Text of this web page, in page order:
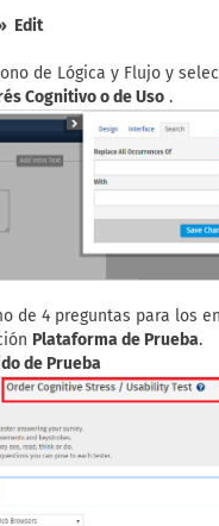
Edit
de Lógica y Flujo y
Cognitivo o de Uso .
de 4 preguntas para los
Plataforma de Prueba.
de Prueba